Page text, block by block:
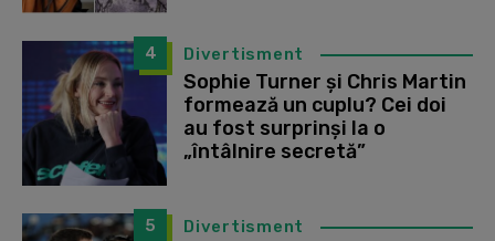
4 Divertisment
Sophie Turner și Chris Martin
formează un cuplu? Cei doi
au fost surprinși la o
„întâlnire secretă”
5 Divertisment